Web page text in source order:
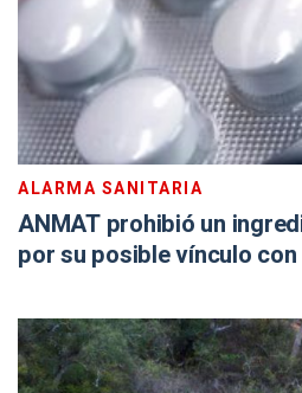
ALARMA SANITARIA
ANMAT prohibió un
por su posible vínculo